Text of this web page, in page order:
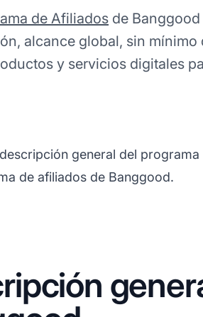
de Afiliados de
alcance global, sin mínimo
y servicios digitales
general del
de afiliados de Banggood.